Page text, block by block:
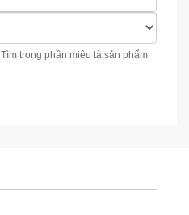
Tìm trong phần miêu tả sản phẩm